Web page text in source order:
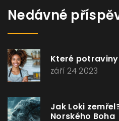
Nedávné
Které
září 24 2023
Jak Loki
Norského Boha